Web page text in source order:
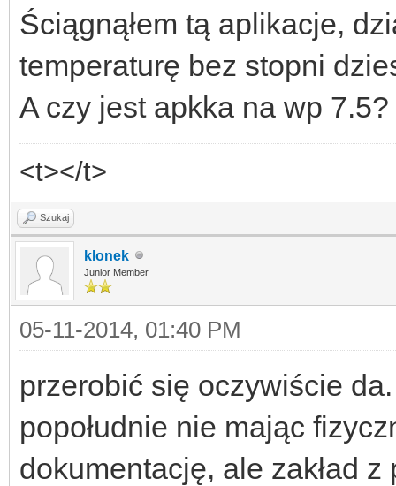
Ściągnąłem tą aplikacje,
temperaturę bez stopni
A czy jest apkka na wp 7.5?
<t></t>
Szukaj
klonek
Junior Member
05-11-2014, 01:40 PM
przerobić się oczywiście
popołudnie nie mając
dokumentację, ale zakład